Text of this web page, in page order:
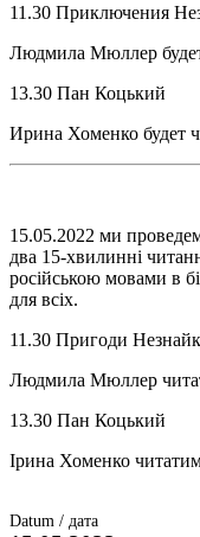
Datum / дата
11.30 Приключения
Людмила Мюллер
13.30 Пан Коцький
Ирина Хоменко будет
15.05.2022 ми
два 15-хвилинні
російською мовами в
для всіх.
11.30 Пригоди
Людмила Мюллер
13.30 Пан Коцький
Ірина Хоменко